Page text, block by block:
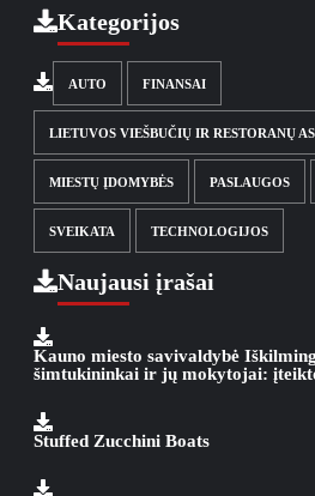
Kategorijos
AUTO FINANSAI
LIETUVOS VIEŠBUČIŲ IR RESTORANŲ
MIESTŲ ĮDOMYBĖS PASLAUGOS
SVEIKATA TECHNOLOGIJOS
Naujausi įrašai
Kauno miesto savivaldybė
šimtukininkai ir jų mokytojai:
Stuffed Zucchini Boats